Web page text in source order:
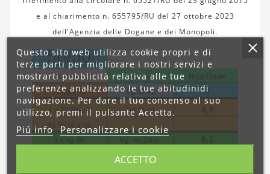
e al chiarimento n. 655795/RU del 27 ottobre 2023
dell'Agenzia delle Dogane e dei Monopoli.
Questo sito web utilizza cookie propri e di
terze parti per migliorare i nostri servizi e
mostrarti pubblicità relativa alle tue
preferenze analizzando le tue abitudinidi
navigazione. Per dare il tuo consenso al suo
utilizzo, premi il pulsante Accetta.
Piú info Personalizzare i cookie
ACCETTO